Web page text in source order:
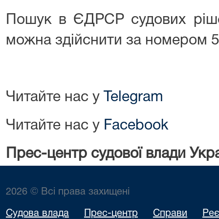
Пошук в ЄДРСР судових
можна здійснити за номером
Читайте нас у Telegram
Читайте нас у Facebook
Прес-центр судової влади
2026 © Всі права захищені
Судова влада Прес-центр Справи